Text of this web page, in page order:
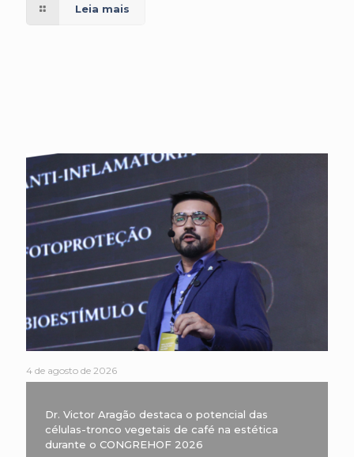
Leia mais
4 de agosto de 2026
Dr. Victor Aragão destaca o potencial das
células-tronco vegetais de café na estética
durante o CONGREHOF 2026